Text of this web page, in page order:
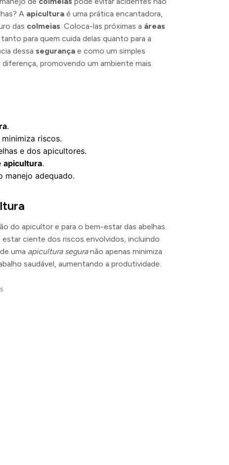
A apicultura é uma prática encantadora,
das colmeias. Coloca-las próximas a áreas
para quem cuida delas quanto para a
dessa segurança e como um simples
promovendo um ambiente mais
.
minimiza riscos.
e dos apicultores.
apicultura.
manejo adequado.
do apicultor e para o bem-estar das abelhas.
ciente dos riscos envolvidos, incluindo
uma apicultura seguranão apenas minimiza
saudável, aumentando a produtividade.